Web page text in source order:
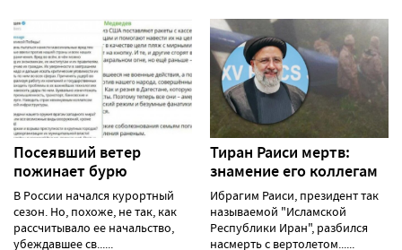
Посеявший ветер
пожинает бурю
В России начался курортный
сезон. Но, похоже, не так, как
рассчитывало ее начальство,
убеждавшее св......
Тиран Раиси мертв:
знамение его коллегам
Ибрагим Раиси, президент так
называемой "Исламской
Республики Иран", разбился
насмерть с вертолетом......